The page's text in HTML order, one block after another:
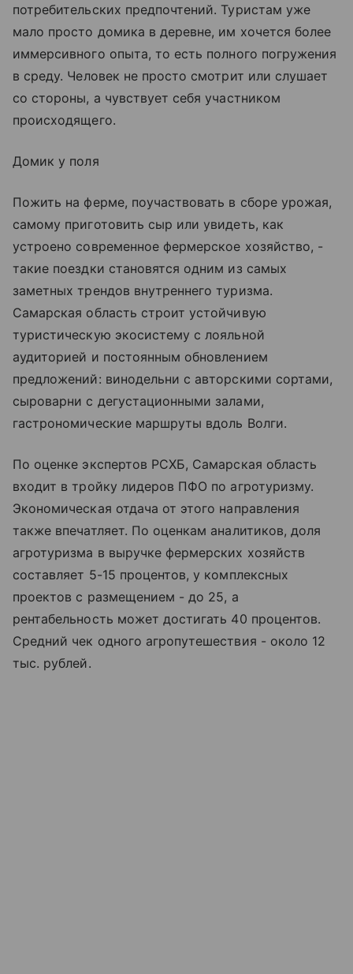
потребительских предпочтений. Туристам уже
мало просто домика в деревне, им хочется более
иммерсивного опыта, то есть полного погружения
в среду. Человек не просто смотрит или слушает
со стороны, а чувствует себя участником
происходящего.
Домик у поля
Пожить на ферме, поучаствовать в сборе урожая,
самому приготовить сыр или увидеть, как
устроено современное фермерское хозяйство, -
такие поездки становятся одним из самых
заметных трендов внутреннего туризма.
Самарская область строит устойчивую
туристическую экосистему с лояльной
аудиторией и постоянным обновлением
предложений: винодельни с авторскими сортами,
сыроварни с дегустационными залами,
гастрономические маршруты вдоль Волги.
По оценке экспертов РСХБ, Самарская область
входит в тройку лидеров ПФО по агротуризму.
Экономическая отдача от этого направления
также впечатляет. По оценкам аналитиков, доля
агротуризма в выручке фермерских хозяйств
составляет 5-15 процентов, у комплексных
проектов с размещением - до 25, а
рентабельность может достигать 40 процентов.
Средний чек одного агропутешествия - около 12
тыс. рублей.